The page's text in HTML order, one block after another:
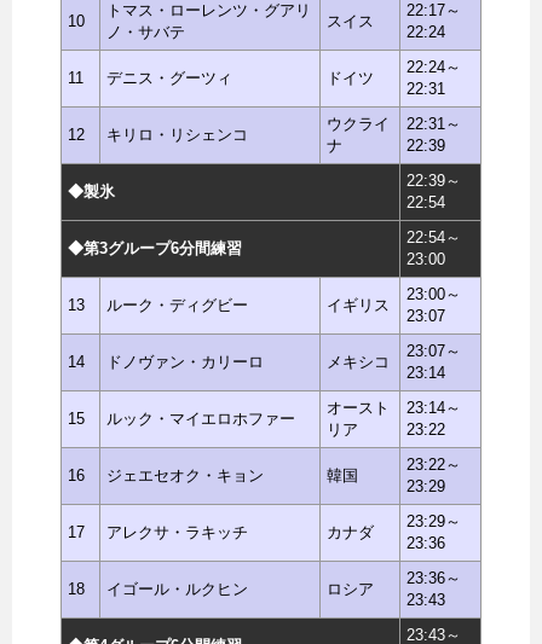
10
トマス・ローレンツ・グアリ
ノ・サバテ
スイス
22:17～
22:24
11 デニス・グーツィ ドイツ
22:24～
22:31
12 キリロ・リシェンコ
ウクライ
ナ
22:31～
22:39
◆製氷
22:39～
22:54
◆第3グループ6分間練習
22:54～
23:00
13 ルーク・ディグビー イギリス
23:00～
23:07
14 ドノヴァン・カリーロ メキシコ
23:07～
23:14
15 ルック・マイエロホファー
オースト
リア
23:14～
23:22
16 ジェエセオク・キョン 韓国
23:22～
23:29
17 アレクサ・ラキッチ カナダ
23:29～
23:36
18 イゴール・ルクヒン ロシア
23:36～
23:43
23:43～